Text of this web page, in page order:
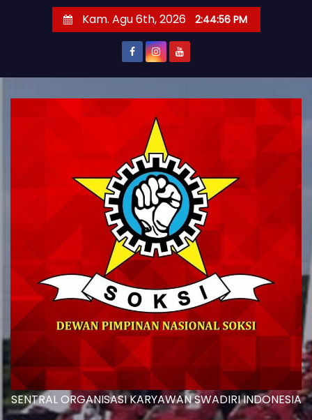
Kam. Agu 6th, 2026 2:44:57 PM
SENTRAL ORGANISASI KARYAWAN SWADIRI INDONESIA